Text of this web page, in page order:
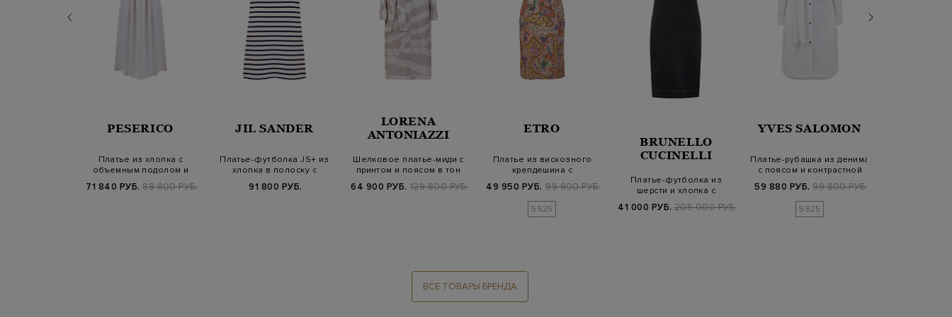
PESERICO
Платье из хлопка с
объемным подолом и
71 840 РУБ. 89 800 РУБ.
JIL SANDER
Платье-футболка JS+ из
хлопка в полоску с
91 800 РУБ.
LORENA
ANTONIAZZI
Шелковое платье-миди с
принтом и поясом в тон
64 900 РУБ. 129 800 РУБ.
ETRO
Платье из вискозного
крепдешина с
49 950 РУБ. 99 900 РУБ.
SS25
BRUNELLO
CUCINELLI
Платье-футболка из
шерсти и хлопка с
41 000 РУБ. 205 000 РУБ.
YVES SALOMON
Платье-рубашка из денима
с поясом и контрастной
59 880 РУБ. 99 800 РУБ.
SS25
ВСЕ ТОВАРЫ БРЕНДА